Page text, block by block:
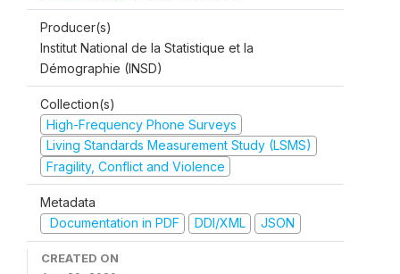
Producer(s)
Institut National de la Statistique et la
Démographie (INSD)
Collection(s)
High-Frequency Phone Surveys
Living Standards Measurement Study (LSMS)
Fragility, Conflict and Violence
Metadata
Documentation in PDF
DDI/XML JSON
CREATED ON